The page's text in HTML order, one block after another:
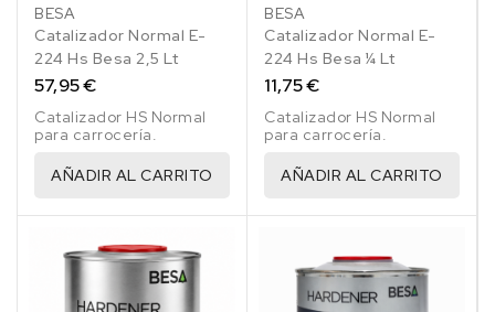
BESA
Catalizador Normal E-
224 Hs Besa 2,5 Lt
57,95 €
Catalizador HS Normal
para carrocería.
AÑADIR AL CARRITO
BESA
Catalizador Normal E-
224 Hs Besa ¼ Lt
11,75 €
Catalizador HS Normal
para carrocería.
AÑADIR AL CARRITO